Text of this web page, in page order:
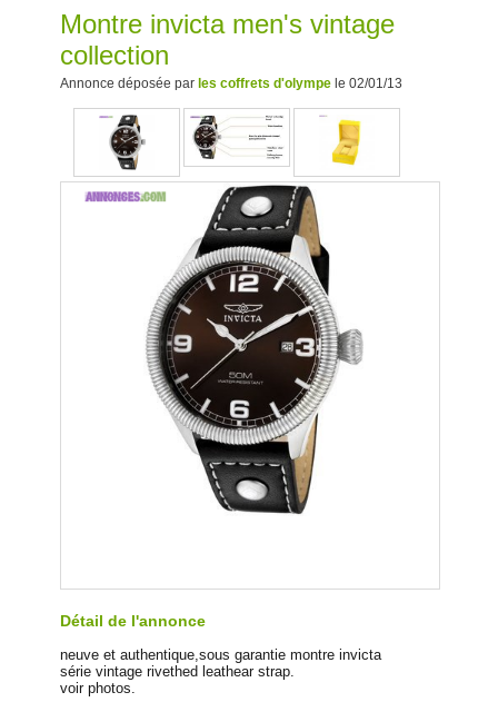
Montre invicta men's vintage
collection
Annonce déposée par les coffrets d'olympe le 02/01/13
Détail de l'annonce
neuve et authentique,sous garantie montre invicta
série vintage rivethed leathear strap.
voir photos.